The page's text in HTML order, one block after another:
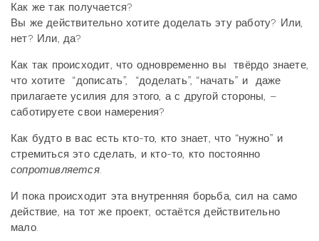
Как же так получается?
Вы же действительно хотите доделать эту работу? Или,
нет? Или, да?
Как так происходит, что одновременно вы твёрдо знаете,
что хотите “дописать”, “доделать”, “начать” и даже
прилагаете усилия для этого, а с другой стороны, –
саботируете свои намерения?
Как будто в вас есть кто-то, кто знает, что “нужно” и
стремиться это сделать, и кто-то, кто постоянно
сопротивляется.
И пока происходит эта внутренняя борьба, сил на само
действие, на тот же проект, остаётся действительно
мало.